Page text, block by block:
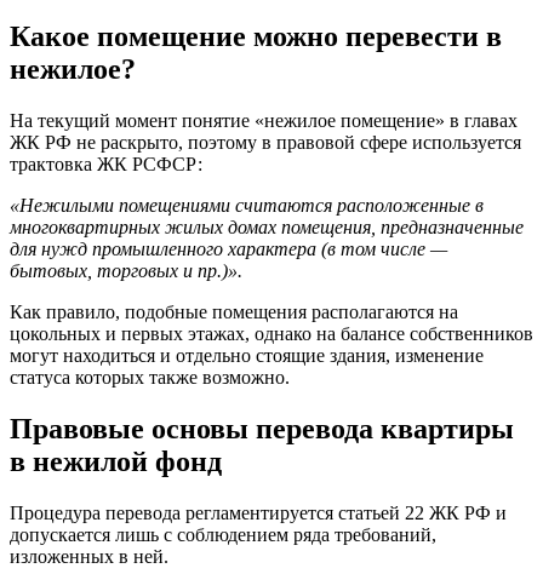
Какое помещение можно перевести в
нежилое?
На текущий момент понятие «нежилое помещение» в главах
ЖК РФ не раскрыто, поэтому в правовой сфере используется
трактовка ЖК РСФСР:
«Нежилыми помещениями считаются расположенные в
многоквартирных жилых домах помещения, предназначенные
для нужд промышленного характера (в том числе —
бытовых, торговых и пр.)».
Как правило, подобные помещения располагаются на
цокольных и первых этажах, однако на балансе собственников
могут находиться и отдельно стоящие здания, изменение
статуса которых также возможно.
Правовые основы перевода квартиры
в нежилой фонд
Процедура перевода регламентируется статьей 22 ЖК РФ и
допускается лишь с соблюдением ряда требований,
изложенных в ней.